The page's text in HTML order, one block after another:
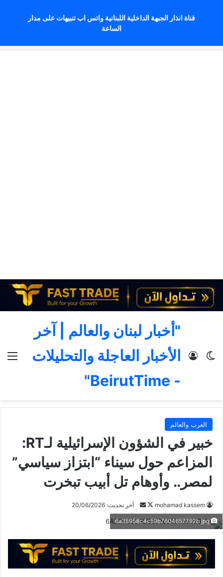
قناة انذار الجبهة الداخلية اللبنانية واتس اب تنبيهات على مدار
الساعة
"أخبار لبنان والعالم | آخر
الأخبار العاجلة والتحليلات
- BeirutTime"
الوضع المظلم
تسجيل الدخول
العرب والعالم
خبير في الشؤون الإسرائيلية لـRT:
المزاعم حول سيناء “ابتزاز سياسي”
لمصر.. وأوهام تل أبيب تبخرت
mohamad kassem
تابع
على
X
أرسل
بريدا
إلكترونيا
آخر تحديث: 20/06/2026
6a35958c4c59b7604657792b jpg